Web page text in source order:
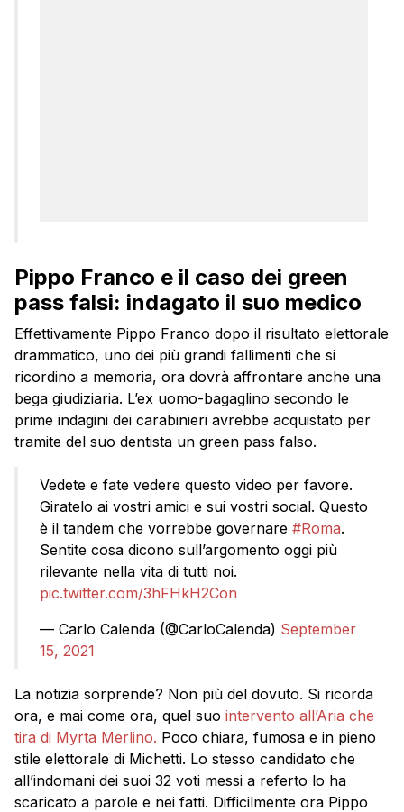
Pippo Franco e il caso dei green
pass falsi: indagato il suo medico
Effettivamente Pippo Franco dopo il risultato elettorale
drammatico, uno dei più grandi fallimenti che si
ricordino a memoria, ora dovrà affrontare anche una
bega giudiziaria. L’ex uomo-bagaglino secondo le
prime indagini dei carabinieri avrebbe acquistato per
tramite del suo dentista un green pass falso.
Vedete e fate vedere questo video per favore.
Giratelo ai vostri amici e sui vostri social. Questo
è il tandem che vorrebbe governare #Roma.
Sentite cosa dicono sull’argomento oggi più
rilevante nella vita di tutti noi.
pic.twitter.com/3hFHkH2Con
— Carlo Calenda (@CarloCalenda) September
15, 2021
La notizia sorprende? Non più del dovuto. Si ricorda
ora, e mai come ora, quel suo intervento all’Aria che
tira di Myrta Merlino. Poco chiara, fumosa e in pieno
stile elettorale di Michetti. Lo stesso candidato che
all’indomani dei suoi 32 voti messi a referto lo ha
scaricato a parole e nei fatti. Difficilmente ora Pippo